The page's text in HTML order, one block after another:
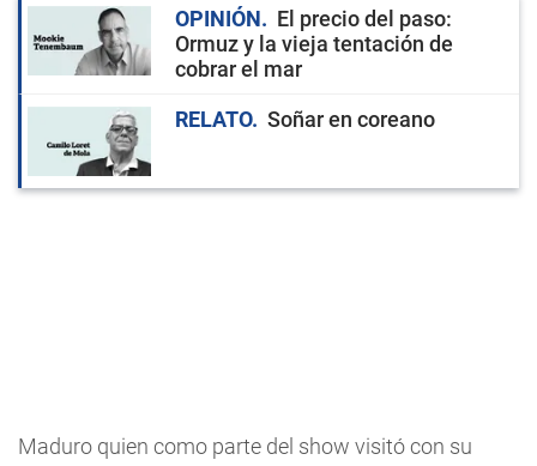
OPINIÓN
El precio del paso:
Ormuz y la vieja tentación de
cobrar el mar
RELATO
Soñar en coreano
Maduro quien como parte del show visitó con su